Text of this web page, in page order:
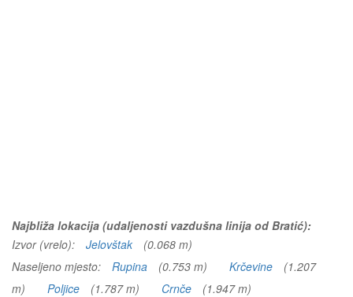
Najbliža lokacija (udaljenosti vazdušna linija od Bratić):
Izvor (vrelo):
Jelovštak
(0.068 m)
Naseljeno mjesto:
Rupina (0.753 m) Krčevine
(1.207
m)
Poljice (1.787 m) Crnče
(1.947 m)